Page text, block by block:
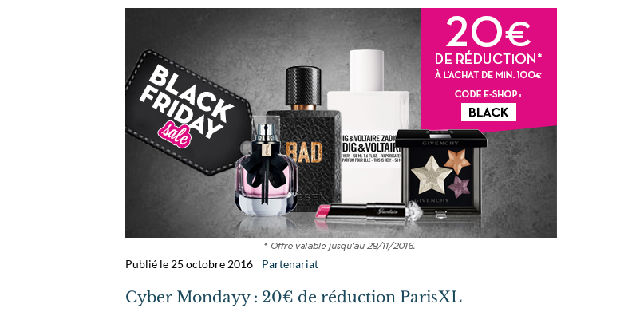
Publié le 25 octobre 2016 Partenariat
Cyber Mondayy : 20€ de réduction ParisXL